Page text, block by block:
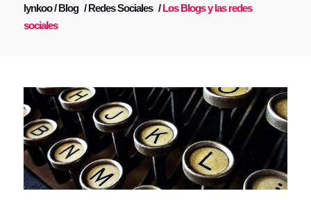
lynkoo/Blog /Redes Sociales /Los Blogs y las redes
sociales